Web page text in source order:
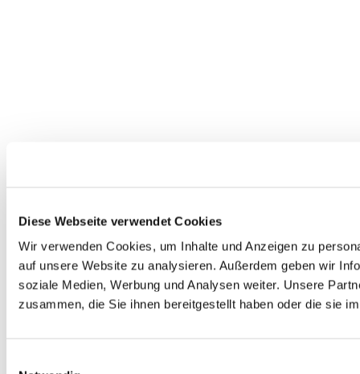
Diese Webseite verwendet Cookies
Wir verwenden Cookies, um Inhalte und Anzeigen zu
auf unsere Website zu analysieren. Außerdem geben wir
soziale Medien, Werbung und Analysen weiter. Unsere
zusammen, die Sie ihnen bereitgestellt haben oder die sie